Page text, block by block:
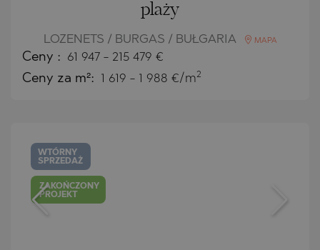
plaży
LOZENETS / BURGAS / BUŁGARIA MAPA
Ceny : 61 947 - 215 479 €
Ceny za m²: 1 619 - 1 988 €/m2
WTÓRNY
SPRZEDAŻ
ZAKOŃCZONY
PROJEKT